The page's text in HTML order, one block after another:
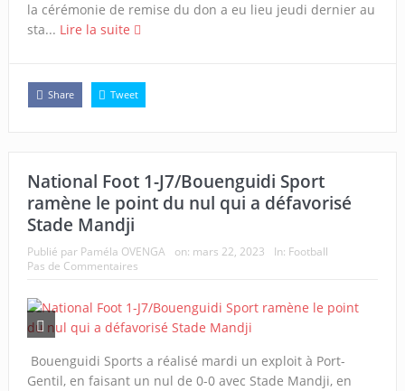
la cérémonie de remise du don a eu lieu jeudi dernier au
sta... Lire la suite
Share Tweet
National Foot 1-J7/Bouenguidi Sport
ramène le point du nul qui a défavorisé
Stade Mandji
Publié par Paméla OVENGA on: mars 22, 2023 In: Football
Pas de Commentaires
Bouenguidi Sports a réalisé mardi un exploit à Port-
Gentil, en faisant un nul de 0-0 avec Stade Mandji, en